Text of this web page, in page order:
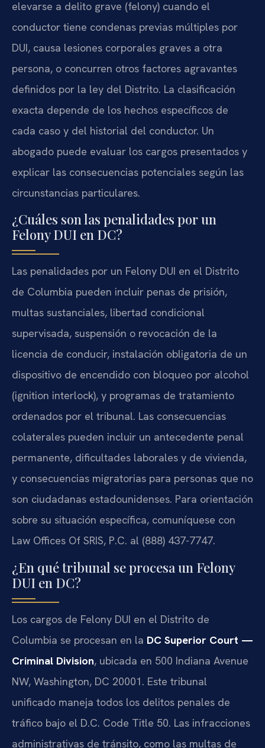
elevarse a delito grave (felony) cuando el
conductor tiene condenas previas múltiples por
DUI, causa lesiones corporales graves a otra
persona, o concurren otros factores agravantes
definidos por la ley del Distrito. La clasificación
exacta depende de los hechos específicos de
cada caso y del historial del conductor. Un
abogado puede evaluar los cargos presentados y
explicar las consecuencias potenciales según las
circunstancias particulares.
¿Cuáles son las penalidades por un
Felony DUI en DC?
Las penalidades por un Felony DUI en el Distrito
de Columbia pueden incluir penas de prisión,
multas sustanciales, libertad condicional
supervisada, suspensión o revocación de la
licencia de conducir, instalación obligatoria de un
dispositivo de encendido con bloqueo por alcohol
(ignition interlock), y programas de tratamiento
ordenados por el tribunal. Las consecuencias
colaterales pueden incluir un antecedente penal
permanente, dificultades laborales y de vivienda,
y consecuencias migratorias para personas que no
son ciudadanas estadounidenses. Para orientación
sobre su situación específica, comuníquese con
Law Offices Of SRIS, P.C. al (888) 437-7747.
¿En qué tribunal se procesa un Felony
DUI en DC?
Los cargos de Felony DUI en el Distrito de
Columbia se procesan en la DC Superior Court —
Criminal Division, ubicada en 500 Indiana Avenue
NW, Washington, DC 20001. Este tribunal
unificado maneja todos los delitos penales de
tráfico bajo el D.C. Code Title 50. Las infracciones
administrativas de tránsito, como las multas de